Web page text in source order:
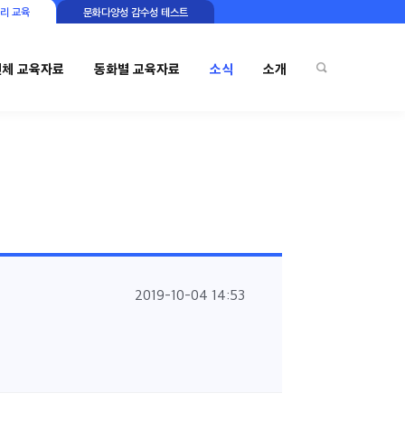
교육 문화다양성 감수성 테스트
교육자료 동화별 교육자료 소식 소개
2019-10-04 14:53